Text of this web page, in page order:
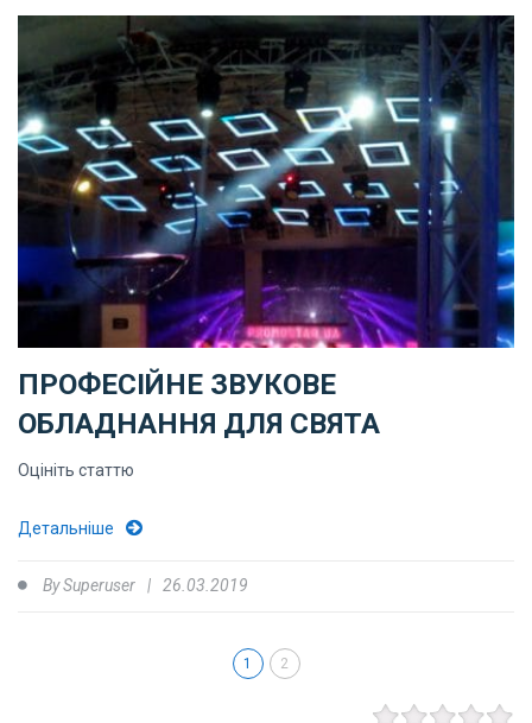
ПРОФЕСІЙНЕ ЗВУКОВЕ
ОБЛАДНАННЯ ДЛЯ СВЯТА
Оцініть статтю
Детальніше
BySuperuser 26.03.2019
1 2